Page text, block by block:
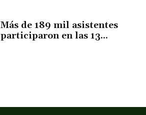
Más de 189 mil asistentes
participaron en las 13...